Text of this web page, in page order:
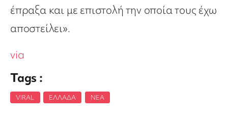
έπραξα και με επιστολή την οποία τους έχω
αποστείλει».
via
Tags :
VIRAL ΕΛΛΆΔΑ ΝΈΑ